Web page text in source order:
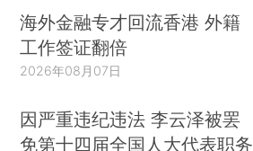
海外金融专才回流香港 外籍
工作签证翻倍
2026年08月07日
因严重违纪违法 李云泽被罢
免第十四届全国人大代表职务